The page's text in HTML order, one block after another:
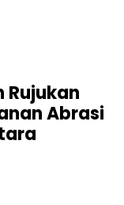
Rujukan
Abrasi